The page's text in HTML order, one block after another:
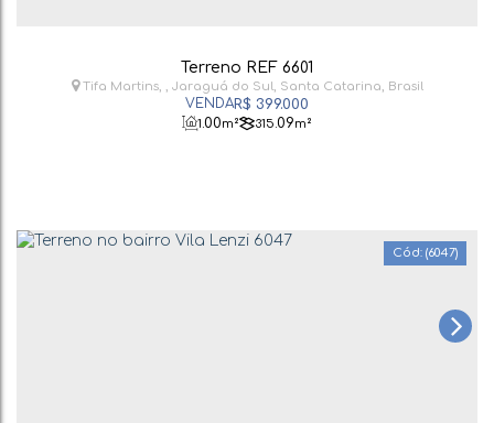
Terreno REF 6601
R$ 399.000
Tifa Martins , Jaraguá do Sul, Santa Catarina, Brasil
1 .00m² 315 .09m²
(6047)